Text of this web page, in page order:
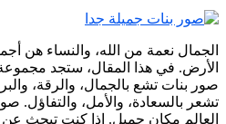
الجمال نعمة من الله، والنساء هن
الأرض. في هذا المقال، ستجد
صور بنات تشع بالجمال، والرقة،
تشعر بالسعادة، والأمل، والتفاؤل.
العالم مكان جميل. إذا كنت تبحث عن